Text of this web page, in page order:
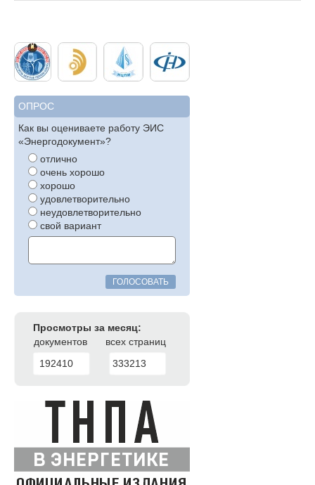
ОПРОС
Как вы оцениваете работу ЭИС
«Энергодокумент»?
отлично
очень хорошо
хорошо
удовлетворительно
неудовлетворительно
свой вариант
ГОЛОСОВАТЬ
Просмотры за месяц:
документов
всех страниц
192410
333213